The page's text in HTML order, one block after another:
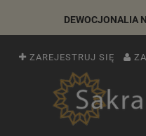
DEWOCJONALIA
ZAREJESTRUJ SIĘ